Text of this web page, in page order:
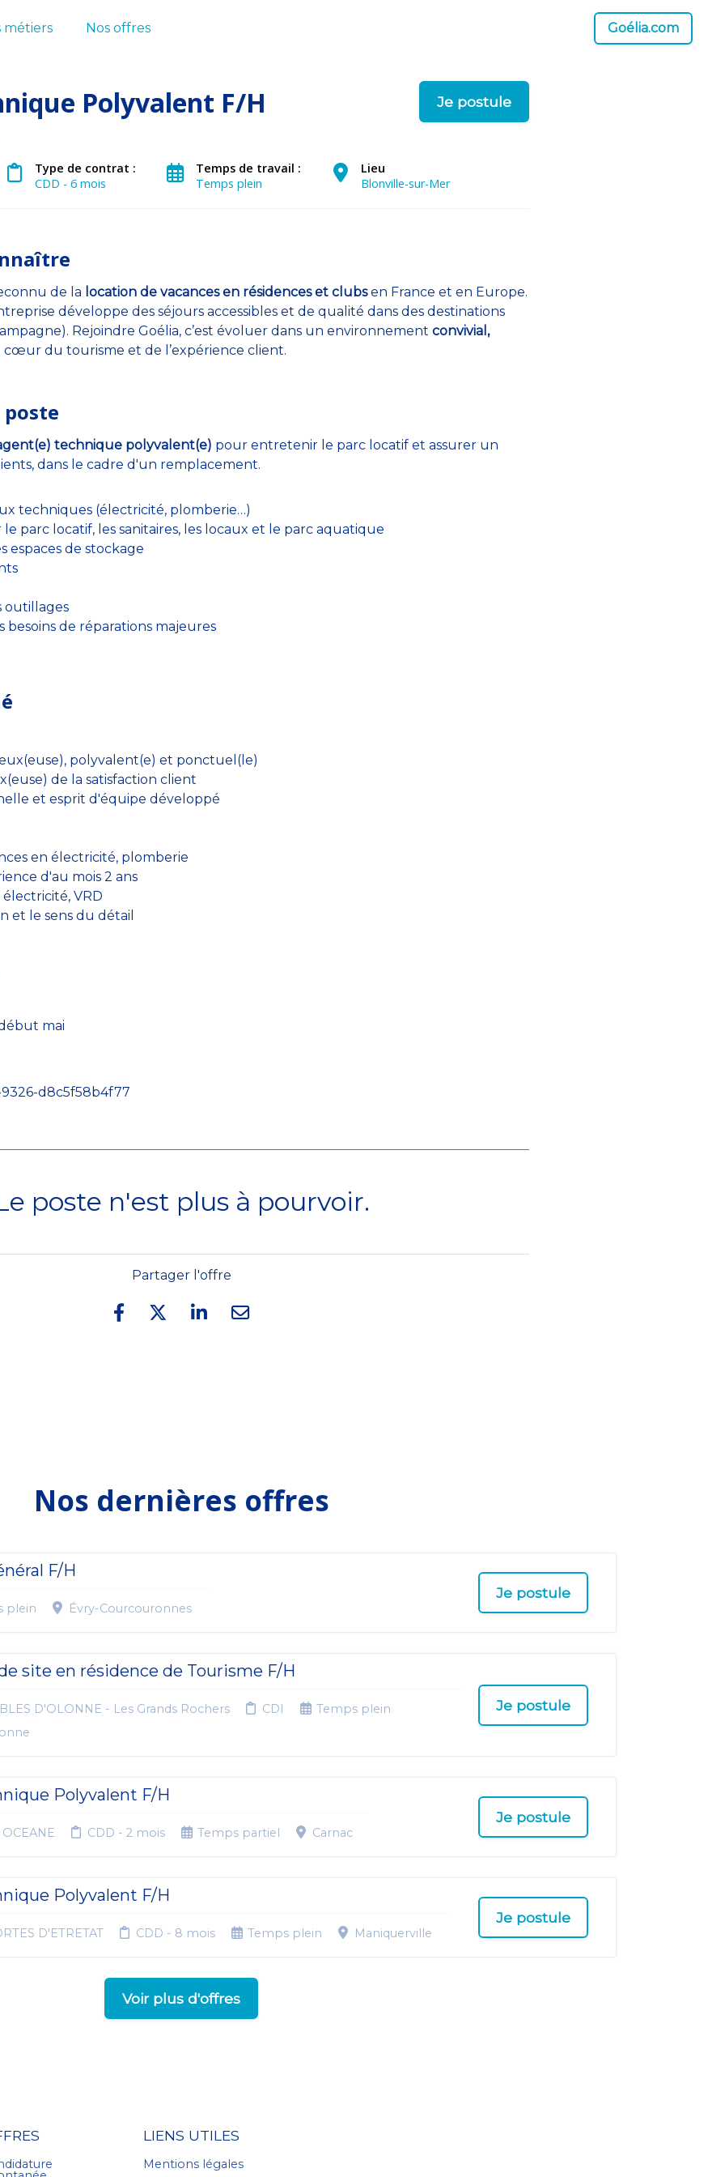
métiers Nos offres Goélia.com
Polyvalent F/H Je postule
Type de contrat :
CDD - 6 mois
Temps de travail :
Temps plein
Lieu
Blonville-sur-Mer
de la location de vacances en résidences et clubsen France et en Europe.
développe des séjours accessibles et de qualité dans des destinations
Rejoindre Goélia, c’est évoluer dans un environnement convivial,
cœur du tourisme et de l’expérience client.
technique polyvalent(e) pour entretenir le parc locatif et assurer un
dans le cadre d'un remplacement.
techniques (électricité, plomberie…)
parc locatif, les sanitaires, les locaux et le parc aquatique
espaces de stockage
outillages
besoins de réparations majeures
polyvalent(e) et ponctuel(le)
de la satisfaction client
et esprit d'équipe développé
en électricité, plomberie
d'au mois 2 ans
électricité, VRD
et le sens du détail
mai
d8c5f58b4f77
poste n'est plus à pourvoir.
Partager l'offre
Nos dernières offres
F/H
plein Évry-Courcouronnes
Je postule
site en résidence de Tourisme F/H
D'OLONNE - Les Grands Rochers CDI
Temps plein
Je postule
Polyvalent F/H
CDD - 2 mois Temps partiel Carnac
Je postule
Polyvalent F/H
D'ETRETAT CDD - 8 mois Temps plein Maniquerville
Je postule
Voir plus d'offres
LIENS UTILES
Mentions légales